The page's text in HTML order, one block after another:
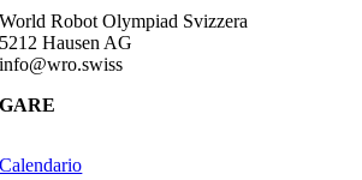
World Robot Olympiad Svizzera
5212 Hausen AG
info@wro.swiss
GARE
Calendario